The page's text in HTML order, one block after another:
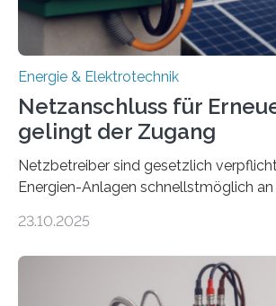
Energie & Elektrotechnik
Netzanschluss für
gelingt der Zugang
Netzbetreiber sind gesetzlich
Energien-Anlagen schnellstmöglich
ermöglichen. Doch der dafür nötige
einem „Anschlussstau“. Die Stiftung
Umweltenergierecht hat den
23.10.2025